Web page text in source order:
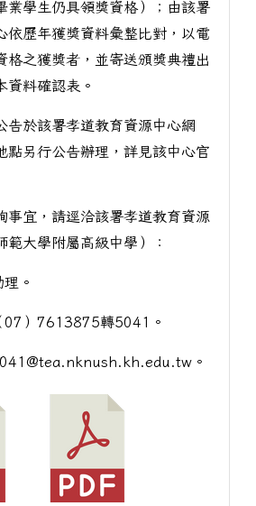
業學生仍具領獎資格）；由該署
依歷年獲獎資料彙整比對，以電
格之獲獎者，並寄送頒獎典禮出
資料確認表。
告於該署孝道教育資源中心網
點另行公告辦理，詳見該中心官
事宜，請逕洽該署孝道教育資源
範大學附屬高級中學）：
。
07）7613875轉5041。
。